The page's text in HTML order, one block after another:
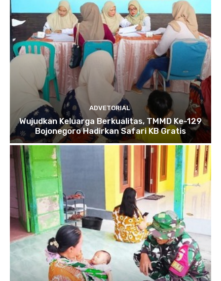
ADVETORIAL
Wujudkan Keluarga Berkualitas, TMMD Ke-129
Bojonegoro Hadirkan Safari KB Gratis